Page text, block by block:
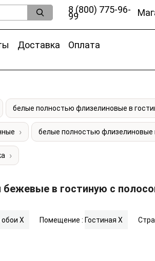
8 (800) 775-96-
99
Доставка Оплата
белые полностью флизелиновые в
белые полностью флизелиновые
в гостиную с
X Помещение : Гостиная X